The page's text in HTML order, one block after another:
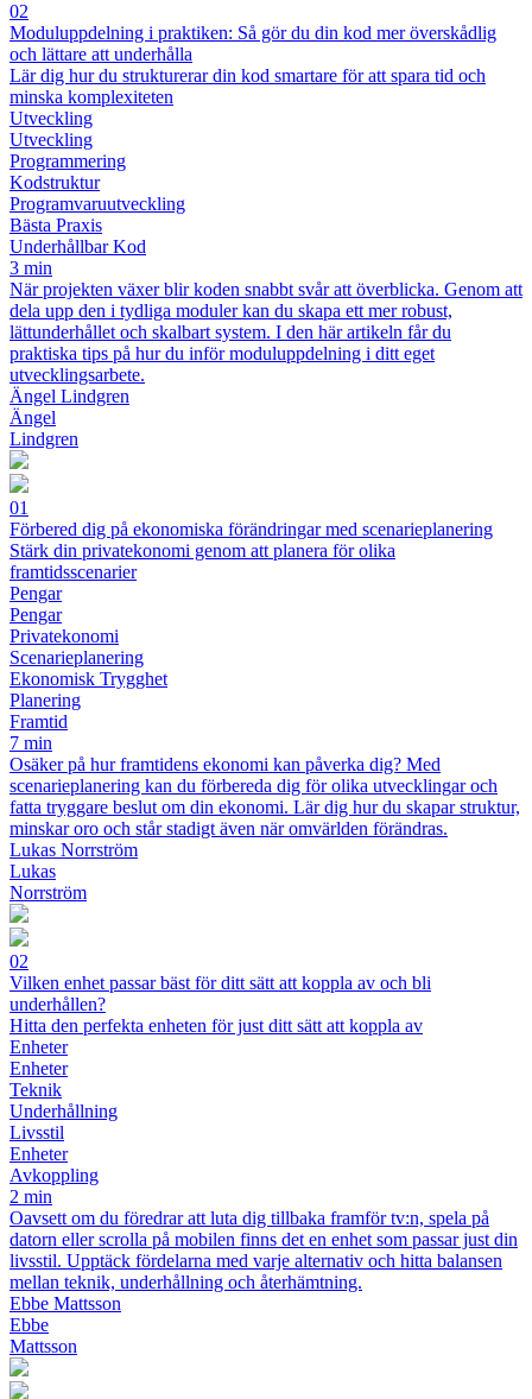
02
Moduluppdelning i praktiken: Så gör du din kod mer överskådlig
och lättare att underhålla
Lär dig hur du strukturerar din kod smartare för att spara tid och
minska komplexiteten
Utveckling
Utveckling
Programmering
Kodstruktur
Programvaruutveckling
Bästa Praxis
Underhållbar Kod
3 min
När projekten växer blir koden snabbt svår att överblicka. Genom att
dela upp den i tydliga moduler kan du skapa ett mer robust,
lättunderhållet och skalbart system. I den här artikeln får du
praktiska tips på hur du inför moduluppdelning i ditt eget
utvecklingsarbete.
Ängel Lindgren
Ängel
Lindgren
01
Förbered dig på ekonomiska förändringar med scenarieplanering
Stärk din privatekonomi genom att planera för olika
framtidsscenarier
Pengar
Pengar
Privatekonomi
Scenarieplanering
Ekonomisk Trygghet
Planering
Framtid
7 min
Osäker på hur framtidens ekonomi kan påverka dig? Med
scenarieplanering kan du förbereda dig för olika utvecklingar och
fatta tryggare beslut om din ekonomi. Lär dig hur du skapar struktur,
minskar oro och står stadigt även när omvärlden förändras.
Lukas Norrström
Lukas
Norrström
02
Vilken enhet passar bäst för ditt sätt att koppla av och bli
underhållen?
Hitta den perfekta enheten för just ditt sätt att koppla av
Enheter
Enheter
Teknik
Underhållning
Livsstil
Enheter
Avkoppling
2 min
Oavsett om du föredrar att luta dig tillbaka framför tv:n, spela på
datorn eller scrolla på mobilen finns det en enhet som passar just din
livsstil. Upptäck fördelarna med varje alternativ och hitta balansen
mellan teknik, underhållning och återhämtning.
Ebbe Mattsson
Ebbe
Mattsson